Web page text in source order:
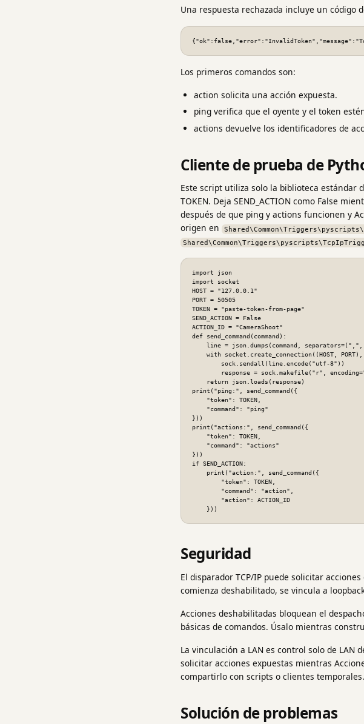
Una respuesta rechazada incluye un código
Los primeros comandos son:
action solicita una acción expuesta.
ping verifica que el oyente y el token
actions devuelve los identificadores de
Cliente de prueba de
Este script utiliza solo la biblioteca estándar
TOKEN. Deja SEND_ACTION como False
después de que ping y actions funcionen y
origen en
import json
import socket
HOST = "127.0.0.1"
PORT = 50505
TOKEN = "paste-token-from-page"
SEND_ACTION = False
ACTION_ID = "CameraShoot"
def send_command(command):
print("ping:", send_command({
}))
print("actions:", send_command({
}))
if SEND_ACTION:
    }))
Seguridad
El disparador TCP/IP puede solicitar
comienza deshabilitado, se vincula a
Acciones deshabilitadas bloquean el
básicas de comandos. Úsalo mientras
La vinculación a LAN es control solo de LAN
solicitar acciones expuestas mientras
compartirlo con scripts o clientes temporales.
Solución de problemas